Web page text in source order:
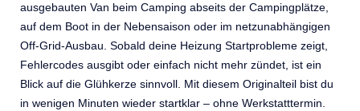
ausgebauten Van beim Camping abseits der Campingplätze,
auf dem Boot in der Nebensaison oder im netzunabhängigen
Off-Grid-Ausbau. Sobald deine Heizung Startprobleme zeigt,
Fehlercodes ausgibt oder einfach nicht mehr zündet, ist ein
Blick auf die Glühkerze sinnvoll. Mit diesem Originalteil bist du
in wenigen Minuten wieder startklar – ohne Werkstatttermin.